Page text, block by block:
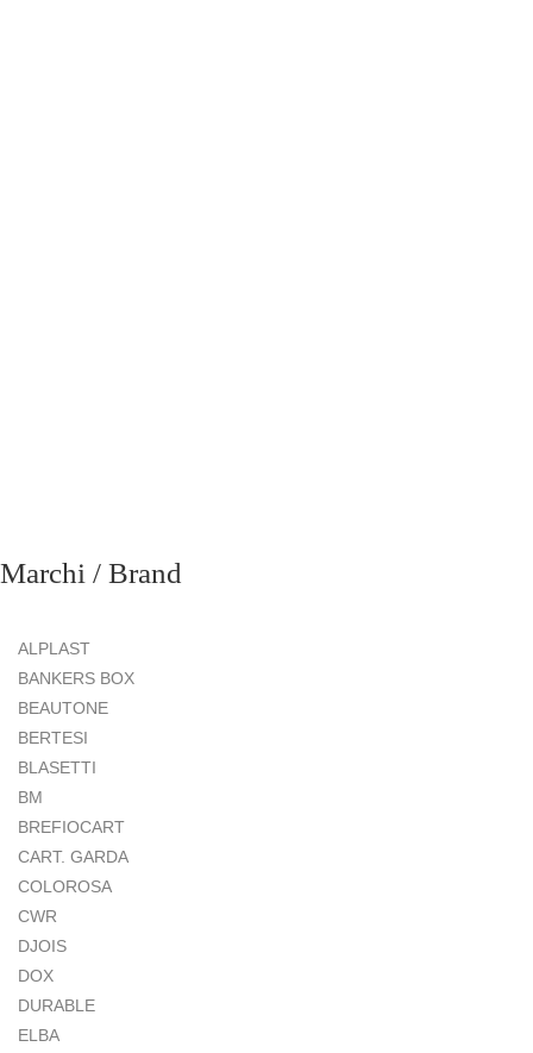
Marchi / Brand
ALPLAST
BANKERS BOX
BEAUTONE
BERTESI
BLASETTI
BM
BREFIOCART
CART. GARDA
COLOROSA
CWR
DJOIS
DOX
DURABLE
ELBA